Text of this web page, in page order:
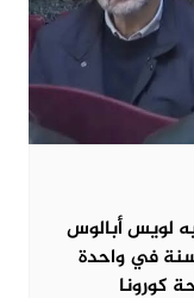
لويس أبالوس
سجناً وكولدو غارسيا بـ19 سنة في واحدة
كورونا